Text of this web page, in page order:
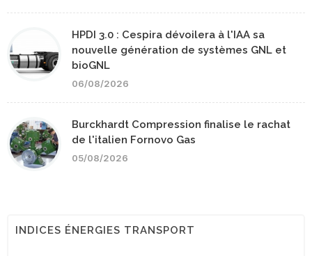
HPDI 3.0 : Cespira dévoilera à l'IAA sa
nouvelle génération de systèmes GNL et
bioGNL
06/08/2026
Burckhardt Compression finalise le rachat
de l'italien Fornovo Gas
05/08/2026
INDICES ÉNERGIES TRANSPORT